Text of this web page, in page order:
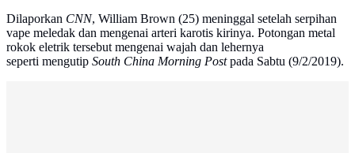
Dilaporkan CNN, William Brown (25) meninggal setelah serpihan
vape meledak dan mengenai arteri karotis kirinya. Potongan metal
rokok eletrik tersebut mengenai wajah dan lehernya
seperti mengutip South China Morning Postpada Sabtu (9/2/2019).